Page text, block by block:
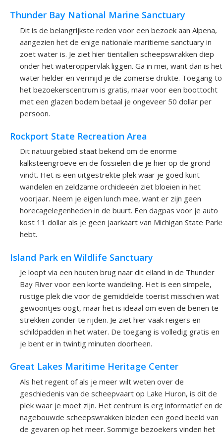
Thunder Bay National Marine Sanctuary
Dit is de belangrijkste reden voor een bezoek aan Alpena,
aangezien het de enige nationale maritieme sanctuary in
zoet water is. Je ziet hier tientallen scheepswrakken diep
onder het wateroppervlak liggen. Ga in mei, want dan is het
water helder en vermijd je de zomerse drukte. Toegang
het bezoekerscentrum is gratis, maar voor een boottocht
met een glazen bodem betaal je ongeveer 50 dollar per
persoon.
Rockport State Recreation Area
Dit natuurgebied staat bekend om de enorme
kalksteengroeve en de fossielen die je hier op de grond
vindt. Het is een uitgestrekte plek waar je goed kunt
wandelen en zeldzame orchideeën ziet bloeien in het
voorjaar. Neem je eigen lunch mee, want er zijn geen
horecagelegenheden in de buurt. Een dagpas voor je auto
kost 11 dollar als je geen jaarkaart van Michigan State
hebt.
Island Park en Wildlife Sanctuary
Je loopt via een houten brug naar dit eiland in de Thunder
Bay River voor een korte wandeling. Het is een simpele,
rustige plek die voor de gemiddelde toerist misschien wat
gewoontjes oogt, maar het is ideaal om even de benen te
strekken zonder te rijden. Je ziet hier vaak reigers en
schildpadden in het water. De toegang is volledig gratis en
je bent er in twintig minuten doorheen.
Great Lakes Maritime Heritage Center
Als het regent of als je meer wilt weten over de
geschiedenis van de scheepvaart op Lake Huron, is dit de
plek waar je moet zijn. Het centrum is erg informatief en
nagebouwde scheepswrakken bieden een goed beeld van
de gevaren op het meer. Sommige bezoekers vinden het